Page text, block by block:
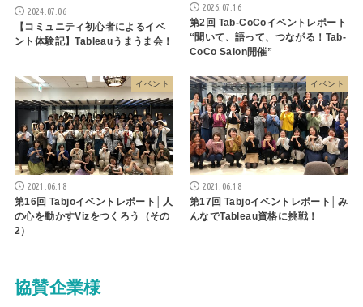
2024.07.06
【コミュニティ初心者によるイベ
ント体験記】Tableauうまうま会！
2026.07.16
第2回 Tab-CoCoイベントレポート
“聞いて、語って、つながる！Tab-
CoCo Salon開催”
イベント
2021.06.18
第16回 Tabjoイベントレポート│人
の心を動かすVizをつくろう（その
2）
イベント
2021.06.18
第17回 Tabjoイベントレポート│み
んなでTableau資格に挑戦！
協賛企業様